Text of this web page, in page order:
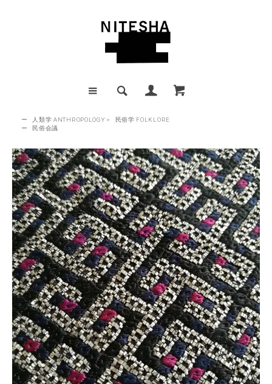
ー 人類学 ANTHROPOLOGY >
民俗学 FOLKLORE
ー
民俗会議